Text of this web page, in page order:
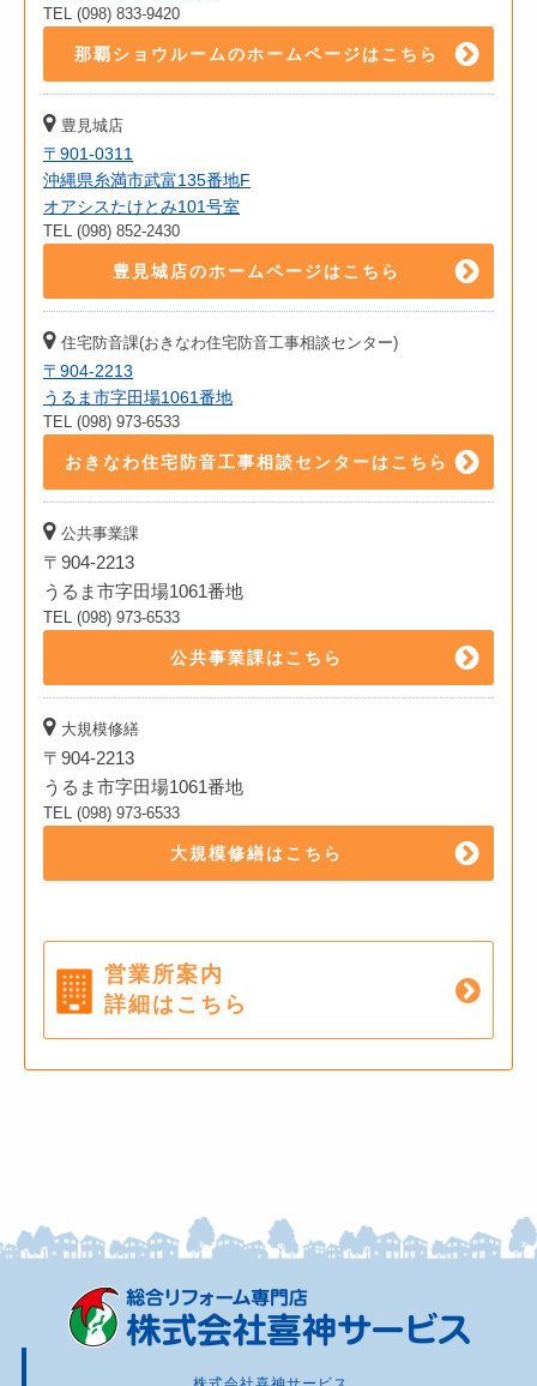
TEL (098) 833-9420
那覇ショウルームのホームページはこちら
豊見城店
〒901-0311
沖縄県糸満市武富135番地F
オアシスたけとみ101号室
TEL (098) 852-2430
豊見城店のホームページはこちら
住宅防音課(おきなわ住宅防音工事相談センター)
〒904-2213
うるま市字田場1061番地
TEL (098) 973-6533
おきなわ住宅防音工事相談センターはこちら
公共事業課
〒904-2213
うるま市字田場1061番地
TEL (098) 973-6533
公共事業課はこちら
大規模修繕
〒904-2213
うるま市字田場1061番地
TEL (098) 973-6533
大規模修繕はこちら
営業所案内
詳細はこちら